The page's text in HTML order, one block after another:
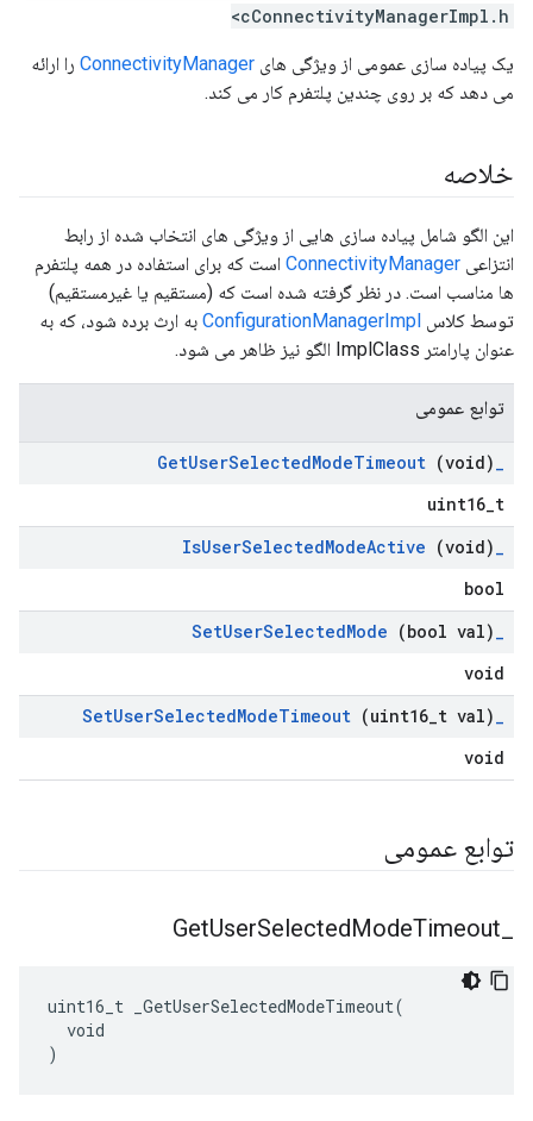
cConnectivityManagerImpl.h>
یک پیاده سازی عمومی از ویژگی های ConnectivityManager را ارائه
می دهد که بر روی چندین پلتفرم کار می کند.
خلاصه
این الگو شامل پیاده سازی هایی از ویژگی های انتخاب شده از رابط
انتزاعی ConnectivityManager است که برای استفاده در همه پلتفرم
ها مناسب است. در نظر گرفته شده است که (مستقیم یا غیرمستقیم)
توسط کلاس ConfigurationManagerImpl به ارث برده شود، که به
عنوان پارامتر ImplClass الگو نیز ظاهر می شود.
توابع عمومی
_
GetUserSelectedModeTimeout (void)
uint16_t
_
IsUserSelectedModeActive (void)
bool
_
SetUserSelectedMode (bool val)
void
_
SetUserSelectedModeTimeout (uint16 t val)
void
توابع عمومی
GetUserSelectedModeTimeout
uint16_t _GetUserSelectedModeTimeout(
  void
)